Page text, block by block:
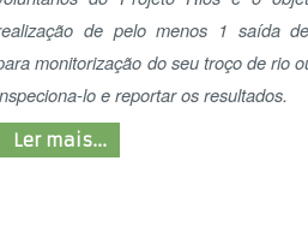
Fomos explorar a Serra